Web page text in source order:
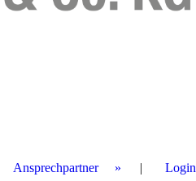
Ansprechpartner Login